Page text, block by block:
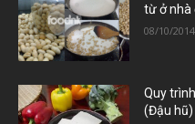
từ ở nhà
08/10/2014
Quy
(Đậu